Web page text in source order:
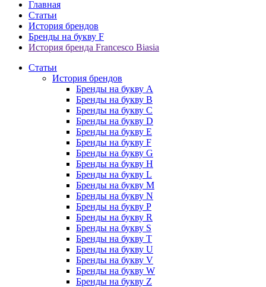
Главная
Статьи
История брендов
Бренды на букву F
История бренда Francesco Biasia
Статьи
История брендов
Бренды на букву A
Бренды на букву B
Бренды на букву C
Бренды на букву D
Бренды на букву E
Бренды на букву F
Бренды на букву G
Бренды на букву H
Бренды на букву L
Бренды на букву M
Бренды на букву N
Бренды на букву P
Бренды на букву R
Бренды на букву S
Бренды на букву T
Бренды на букву U
Бренды на букву V
Бренды на букву W
Бренды на букву Z